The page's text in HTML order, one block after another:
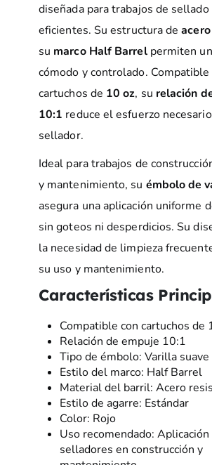
diseñada para trabajos de
eficientes. Su estructura de
su marco Half Barrelpermiten
cómodo y controlado. Compatible
cartuchos de 10 oz, su relación
10:1 reduce el esfuerzo
sellador.
Ideal para trabajos de
y mantenimiento, su émbolo de
asegura una aplicación uniforme
sin goteos ni desperdicios. Su
la necesidad de limpieza
su uso y mantenimiento.
Características
Compatible con cartuchos de
Relación de empuje 10:1
Tipo de émbolo: Varilla suave
Estilo del marco: Half Barrel
Material del barril: Acero
Estilo de agarre: Estándar
Color: Rojo
Uso recomendado: Aplicación
selladores en construcción y